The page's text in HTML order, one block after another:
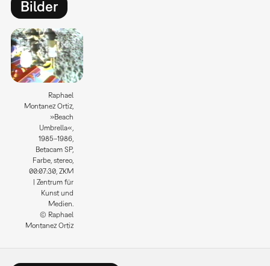
Bilder
Raphael
Montanez Ortiz,
»Beach
Umbrella«,
1985–1986,
Betacam SP,
Farbe, stereo,
00:07:30, ZKM
| Zentrum für
Kunst und
Medien.
© Raphael
Montanez Ortiz